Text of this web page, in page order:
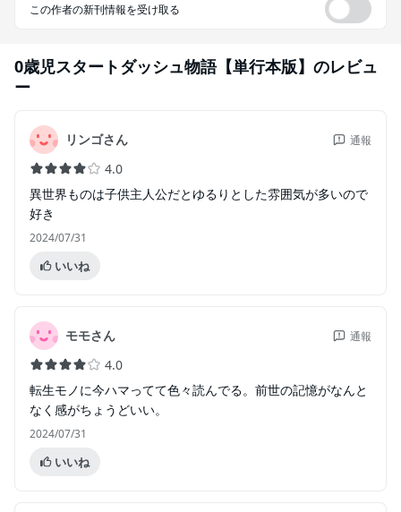
この作者の新刊情報を受け取る
0歳児スタートダッシュ物語【単行本版】 のレビュ
ー
リンゴさん 通報
4.0
異世界ものは子供主人公だとゆるりとした雰囲気が多いので
好き
2024/07/31
いいね
モモさん 通報
4.0
転生モノに今ハマってて色々読んでる。前世の記憶がなんと
なく感がちょうどいい。
2024/07/31
いいね